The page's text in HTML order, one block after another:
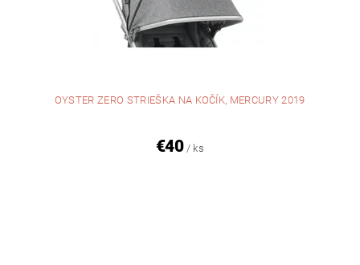
OYSTER ZERO STRIEŠKA NA KOČÍK, MERCURY 2019
€40 / ks